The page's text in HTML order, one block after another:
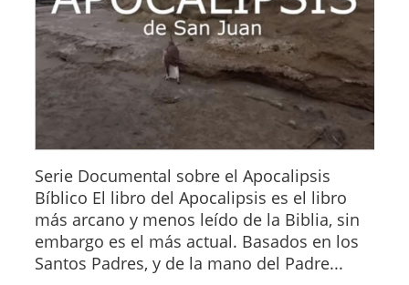
Serie Documental sobre el Apocalipsis
Bíblico El libro del Apocalipsis es el libro
más arcano y menos leído de la Biblia, sin
embargo es el más actual. Basados en los
Santos Padres, y de la mano del Padre...